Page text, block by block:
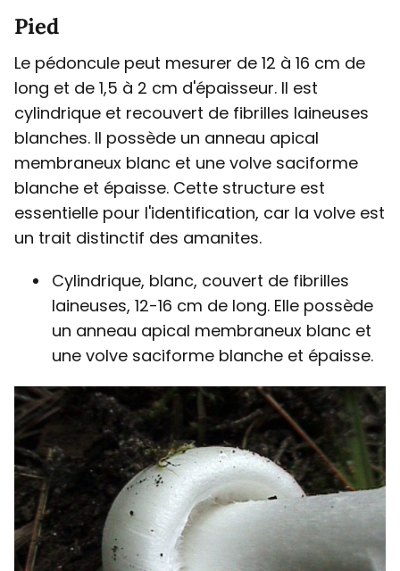
Pied
Le pédoncule peut mesurer de 12 à 16 cm de
long et de 1,5 à 2 cm d'épaisseur. Il est
cylindrique et recouvert de fibrilles laineuses
blanches. Il possède un anneau apical
membraneux blanc et une volve saciforme
blanche et épaisse. Cette structure est
essentielle pour l'identification, car la volve est
un trait distinctif des amanites.
Cylindrique, blanc, couvert de fibrilles
laineuses, 12-16 cm de long. Elle possède
un anneau apical membraneux blanc et
une volve saciforme blanche et épaisse.